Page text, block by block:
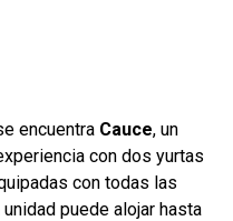
encuentra Cauce, un
con dos yurtas
con todas las
puede alojar hasta